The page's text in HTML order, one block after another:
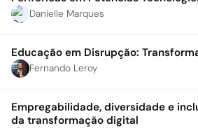
Danielle Marques
Educação em Disrupção:
Fernando Leroy
Empregabilidade, diversidade e
da transformação digital